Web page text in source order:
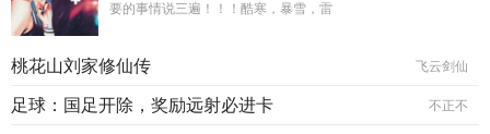
要的事情说三遍！！！酷寒，暴雪，雷
桃花山刘家修仙传 飞云剑仙
足球：国足开除，奖励远射必进卡 不正不